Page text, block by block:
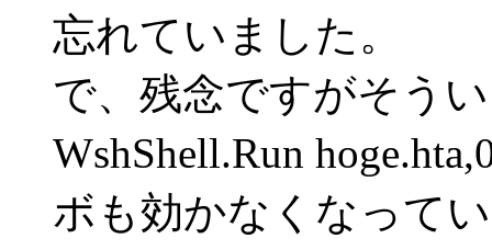
忘れていました。
で、残念ですがそう
WshShell.Run
ボも効かなくなって